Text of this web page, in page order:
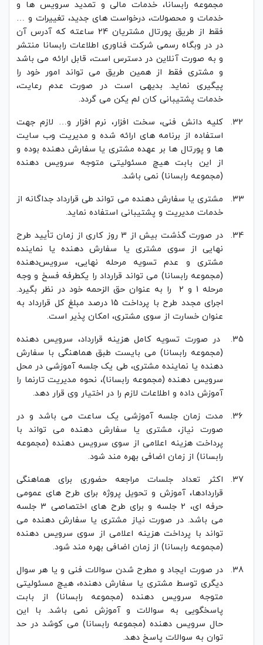
مجموعه رابسانا، خدمات مالی و تمدید سرویس ها و
خدمات و محصولات، درخواست های جدید، تغییرات و …
فقط از طریق پورتال مشتریان 24 ساعته که آدرس آن
در در وبگاه رسمی شرکت فناوری اطلاعات رابسانا منتشر
و به صورت آنلاین در دسترس است، قابل ارائه می باشد
و مشتری فقط از همین طریق می تواند امور خود را
پیگیری نماید. بدیهی است در صورت عدم رعایت،
خدمات پشتیبانی کان لم یکن می گردد.
کلیه دانش فنی، سخت افزار، نرم افزار و… لازم جهت
استفاده از برنامه های ارائه شده و مدیریت وب سایت
ها و پورتال ها بر عهده مشتری یا سفارش دهنده بوده و
از این بابت هیچ مسئولیتی متوجه سرویس دهنده
(مجموعه رابسانا) نمی باشد.
مشتری یا سفارش دهنده می تواند طی قرارداد جداگانه از
خدمات مدیریت و پشتیبانی استفاده نماید.
در صورت گذشت بیش از 3 روز کاری از زمان تأیید طرح
نهایی از سوی مشتری یا سفارش دهنده یا نماینده
مشتری و عدم تسویه مرحله نهایی، سرویس‌دهنده
(مجموعه رابسانا) می تواند قرارداد را یکطرفه فسخ و وجه
مرحله 1 و 2 را به عنوان حق الزحمه خود در نظر بگیرد.
اجرای مجدد طرح با پرداخت 15 درصد مبلغ کل قرارداد به
عنوان خسارت از سوی مشتری، امکان پذیر است.
در صورت تسویه کامل هزینه قرارداد، سرویس دهنده
(مجموعه رابسانا) می بایست طبق هماهنگی با سفارش
دهنده یا نماینده مشتری، طی یک جلسه آموزشی در محل
سرویس دهنده (مجموعه رابسانا)، نحوه مدیریت تارنما را
آموزش داده و اطلاعات لازم را در اختیار وی قرار دهد.
مدت زمان جلسه آموزشی یک ساعت می باشد و در
صورت نیاز، مشتری یا سفارش دهنده می تواند با
پرداخت هزینه اعلامی از سوی سرویس دهنده (مجموعه
رابسانا) از زمان اضافی بهره مند شود.
اکثر تعداد جلسات مراجعه حضوری برای هماهنگی
قراردادها، آموزش و تحویل پروژه برای طرح های عمومی
حرفه ای، 2 جلسه و برای طرح های اختصاصی 3 جلسه
می باشد. در صورت نیاز مشتری یا سفارش دهنده می
تواند با پرداخت هزینه اعلامی از سوی سرویس دهنده
(مجموعه رابسانا) از زمان اضافی بهره مند شود.
در صورت ایجاد و مطرح شدن سوالات فنی و یا هر سوال
دیگری توسط مشتری یا سفارش دهنده، هیچ مسئولیتی
متوجه سرویس دهنده (مجموعه رابسانا) از بابت
پاسخگویی به سوالات و آموزش نمی باشد. با این
حال سرویس دهنده (مجموعه رابسانا) می کوشد در حد
توان به سوالات پاسخ دهد.